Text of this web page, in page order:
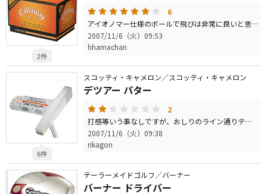
2件
6
アイオノマー仕様のボールで飛びは非常に良いと思います。 また、打感も良く方向性も十分あります。
2007/11/6（火）09:53
hhamachan
6件
スコッティ・キャメロン／スコッティ・キャメロン
デツアー パター
2
打感等いう事なしですが、おしりのライン通りテークバックすると、ＩＮに引きすぎ押し出すようになってしまいました。 思った以上に右に出るので練習グリーンまで行ってラウンドには使いませんでした…。
2007/11/6（火）09:38
rikagon
テーラーメイドゴルフ／バーナー
バーナー ドライバー